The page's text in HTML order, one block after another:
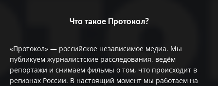
Что такое Протокол?
«Протокол» — российское независимое медиа. Мы
публикуем журналистские расследования, ведём
репортажи и снимаем фильмы о том, что происходит в
регионах России. В настоящий момент мы работаем на